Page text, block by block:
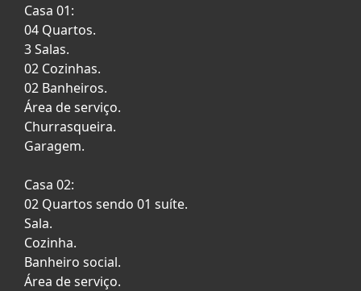
Casa 01:
04 Quartos.
3 Salas.
02 Cozinhas.
02 Banheiros.
Área de serviço.
Churrasqueira.
Garagem.
Casa 02:
02 Quartos sendo 01 suíte.
Sala.
Cozinha.
Banheiro social.
Área de serviço.